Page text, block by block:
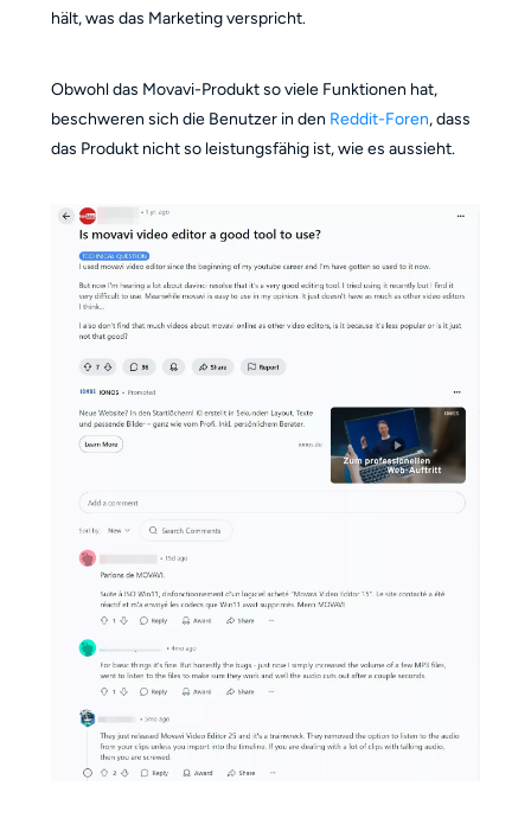
hält, was das Marketing verspricht.
Obwohl das Movavi-Produkt so viele Funktionen hat,
beschweren sich die Benutzer in den Reddit-Foren, dass
das Produkt nicht so leistungsfähig ist, wie es aussieht.